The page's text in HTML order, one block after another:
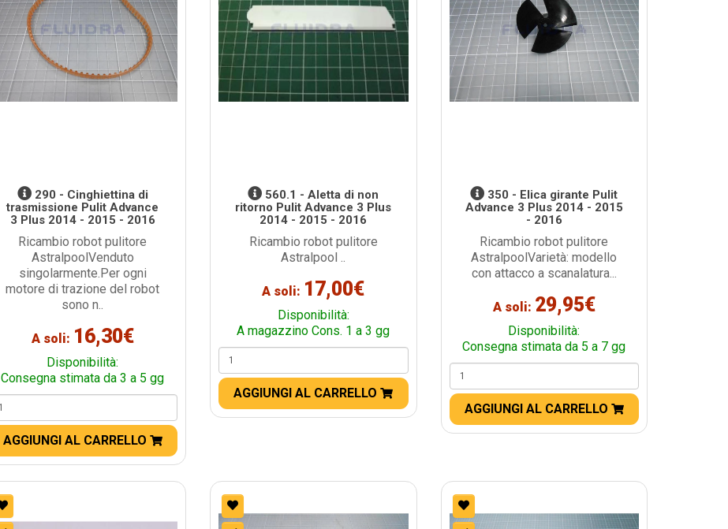
290 - Cinghiettina di
trasmissione Pulit Advance
3 Plus 2014 - 2015 - 2016
Ricambio robot pulitore
AstralpoolVenduto
singolarmente.Per ogni
motore di trazione del robot
sono n..
A soli: 16,30€
Disponibilità:
Consegna stimata da 3 a 5 gg
AGGIUNGI AL CARRELLO
560.1 - Aletta di non
ritorno Pulit Advance 3 Plus
2014 - 2015 - 2016
Ricambio robot pulitore
Astralpool ..
A soli: 17,00€
Disponibilità:
A magazzino Cons. 1 a 3 gg
AGGIUNGI AL CARRELLO
350 - Elica girante Pulit
Advance 3 Plus 2014 - 2015
- 2016
Ricambio robot pulitore
AstralpoolVarietà: modello
con attacco a scanalatura...
A soli: 29,95€
Disponibilità:
Consegna stimata da 5 a 7 gg
AGGIUNGI AL CARRELLO